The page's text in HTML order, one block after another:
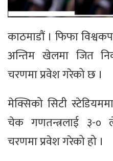
काठमाडौं । फिफा
अन्तिम खेलमा जित
चरणमा प्रवेश गरेको छ ।
मेक्सिको सिटी
चेक गणतन्त्रलाई ३-०
चरणमा प्रवेश गरेको हो ।